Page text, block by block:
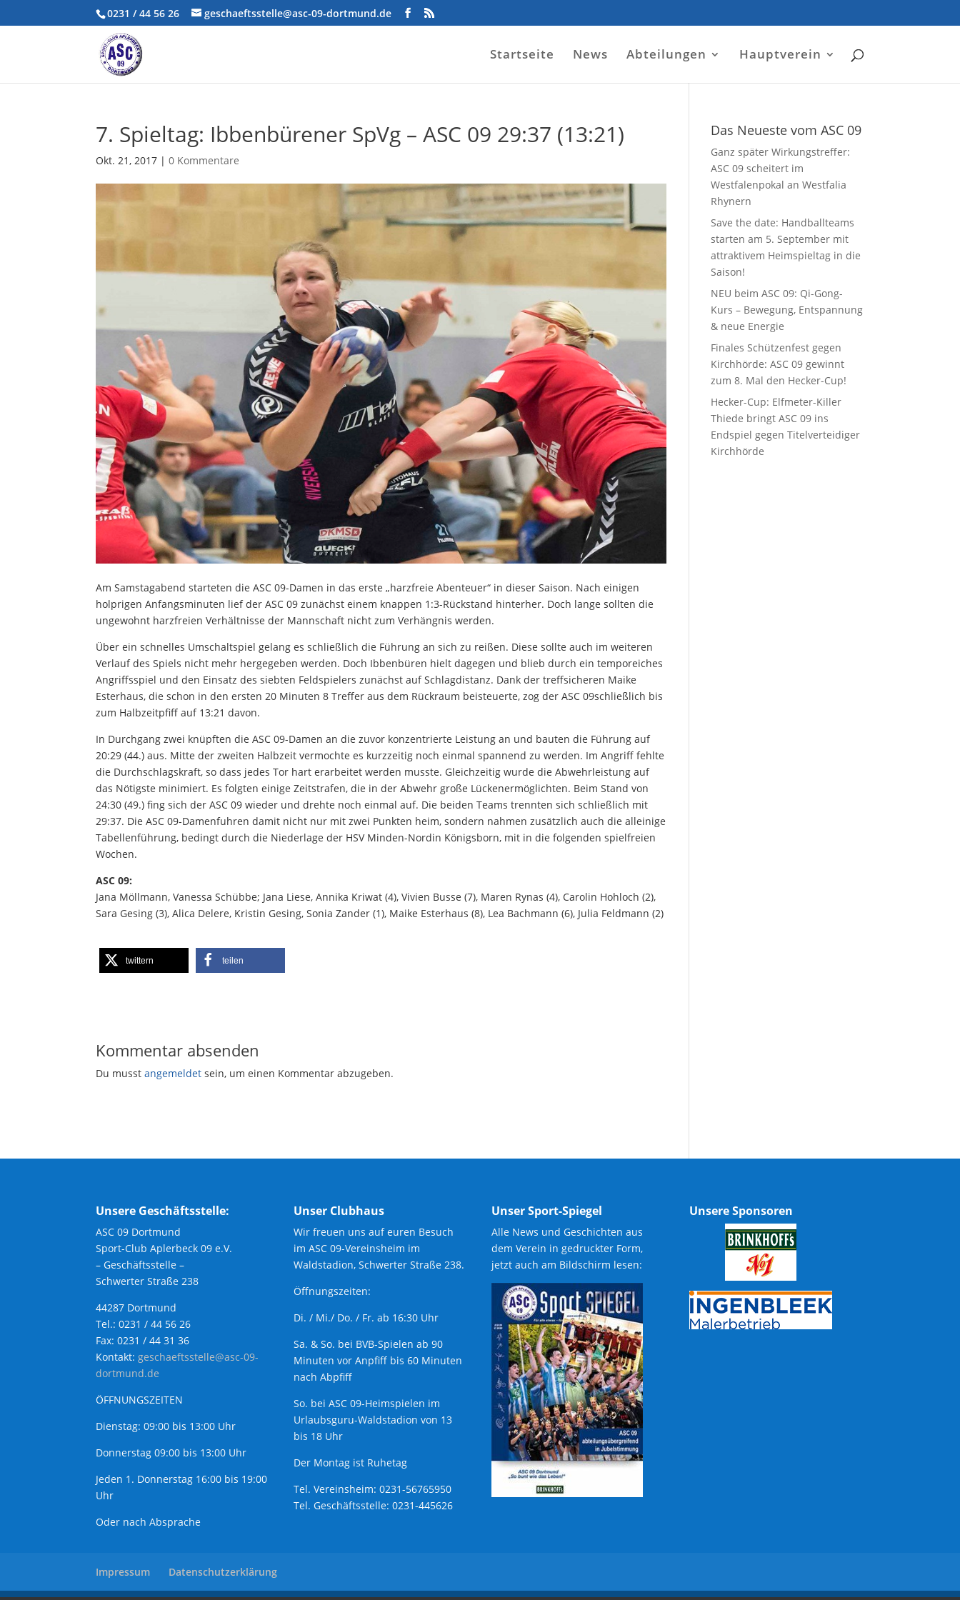
0231 / 44 56 26 geschaeftsstelle@asc-09-dortmund.de
Startseite News Abteilungen Hauptverein
7. Spieltag: Ibbenbürener SpVg – ASC 09 29:37 (13:21)
Okt. 21, 2017 |0 Kommentare
Am Samstagabend starteten die ASC 09-Damen in das erste „harzfreie Abenteuer“ in dieser Saison. Nach einigen
holprigen Anfangsminuten lief der ASC 09 zunächst einem knappen 1:3-Rückstand hinterher. Doch lange sollten die
ungewohnt harzfreien Verhältnisse der Mannschaft nicht zum Verhängnis werden.
Über ein schnelles Umschaltspiel gelang es schließlich die Führung an sich zu reißen. Diese sollte auch im weiteren
Verlauf des Spiels nicht mehr hergegeben werden. Doch Ibbenbüren hielt dagegen und blieb durch ein temporeiches
Angriffsspiel und den Einsatz des siebten Feldspielers zunächst auf Schlagdistanz. Dank der treffsicheren Maike
Esterhaus, die schon in den ersten 20 Minuten 8 Treffer aus dem Rückraum beisteuerte, zog der ASC 09schließlich bis
zum Halbzeitpfiff auf 13:21 davon.
In Durchgang zwei knüpften die ASC 09-Damen an die zuvor konzentrierte Leistung an und bauten die Führung auf
20:29 (44.) aus. Mitte der zweiten Halbzeit vermochte es kurzzeitig noch einmal spannend zu werden. Im Angriff fehlte
die Durchschlagskraft, so dass jedes Tor hart erarbeitet werden musste. Gleichzeitig wurde die Abwehrleistung auf
das Nötigste minimiert. Es folgten einige Zeitstrafen, die in der Abwehr große Lückenermöglichten. Beim Stand von
24:30 (49.) fing sich der ASC 09 wieder und drehte noch einmal auf. Die beiden Teams trennten sich schließlich mit
29:37. Die ASC 09-Damenfuhren damit nicht nur mit zwei Punkten heim, sondern nahmen zusätzlich auch die alleinige
Tabellenführung, bedingt durch die Niederlage der HSV Minden-Nordin Königsborn, mit in die folgenden spielfreien
Wochen.
ASC 09:
Jana Möllmann, Vanessa Schübbe; Jana Liese, Annika Kriwat (4), Vivien Busse (7), Maren Rynas (4), Carolin Hohloch (2),
Sara Gesing (3), Alica Delere, Kristin Gesing, Sonia Zander (1), Maike Esterhaus (8), Lea Bachmann (6), Julia Feldmann (2)
twittern teilen
Kommentar absenden
Du musstangemeldet sein, um einen Kommentar abzugeben.
Das Neueste vom ASC 09
Ganz später Wirkungstreffer:
ASC 09 scheitert im
Westfalenpokal an Westfalia
Rhynern
Save the date: Handballteams
starten am 5. September mit
attraktivem Heimspieltag in die
Saison!
NEU beim ASC 09: Qi-Gong-
Kurs – Bewegung, Entspannung
& neue Energie
Finales Schützenfest gegen
Kirchhörde: ASC 09 gewinnt
zum 8. Mal den Hecker-Cup!
Hecker-Cup: Elfmeter-Killer
Thiede bringt ASC 09 ins
Endspiel gegen Titelverteidiger
Kirchhörde
Unsere Geschäftsstelle:
ASC 09 Dortmund
Sport-Club Aplerbeck 09 e.V.
– Geschäftsstelle –
Schwerter Straße 238
44287 Dortmund
Tel.: 0231 / 44 56 26
Fax: 0231 / 44 31 36
Kontakt: geschaeftsstelle@asc-09-
dortmund.de
ÖFFNUNGSZEITEN
Dienstag: 09:00 bis 13:00 Uhr
Donnerstag 09:00 bis 13:00 Uhr
Jeden 1. Donnerstag 16:00 bis 19:00
Uhr
Oder nach Absprache
Unser Clubhaus
Wir freuen uns auf euren Besuch
im ASC 09-Vereinsheim im
Waldstadion, Schwerter Straße 238.
Öffnungszeiten:
Di. / Mi./ Do. / Fr. ab 16:30 Uhr
Sa. & So. bei BVB-Spielen ab 90
Minuten vor Anpfiff bis 60 Minuten
nach Abpfiff
So. bei ASC 09-Heimspielen im
Urlaubsguru-Waldstadion von 13
bis 18 Uhr
Der Montag ist Ruhetag
Tel. Vereinsheim: 0231-56765950
Tel. Geschäftsstelle: 0231-445626
Unser Sport-Spiegel
Alle News und Geschichten aus
dem Verein in gedruckter Form,
jetzt auch am Bildschirm lesen:
Unsere Sponsoren
Impressum Datenschutzerklärung